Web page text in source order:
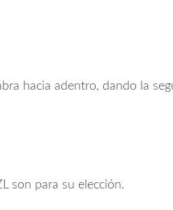
hacia adentro, dando la
son para su elección.